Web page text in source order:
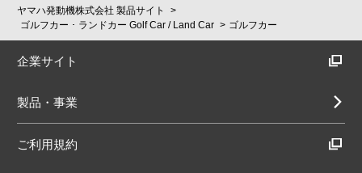
ヤマハ発動機株式会社 製品サイト
ゴルフカー ･ ランドカー Golf Car / Land Car
ゴルフカー
企業サイト
製品・事業
ご利用規約